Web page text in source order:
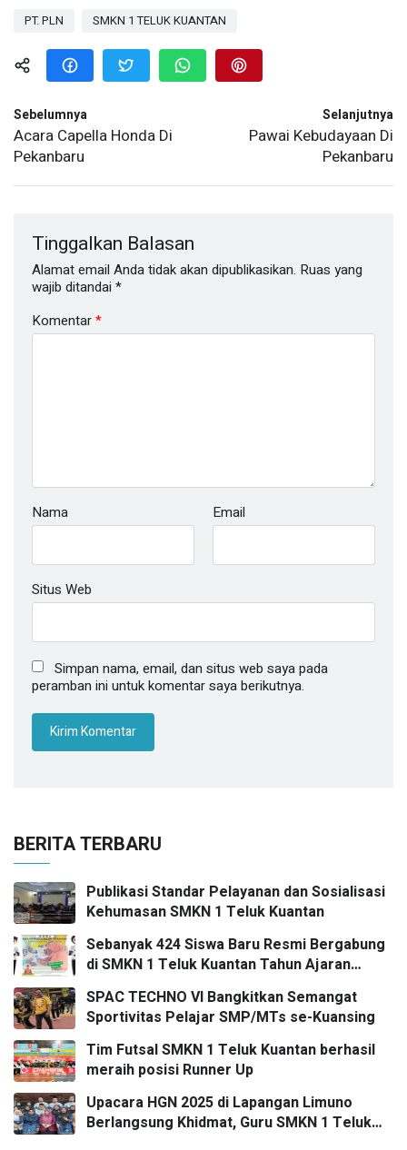
PT. PLN SMKN 1 TELUK KUANTAN
Sebelumnya
Acara Capella Honda Di
Pekanbaru
Selanjutnya
Pawai Kebudayaan Di
Pekanbaru
Tinggalkan Balasan
Alamat email Anda tidak akan dipublikasikan. Ruas yang
wajib ditandai *
Komentar*
Nama Email
Situs Web
Simpan nama, email, dan situs web saya pada
peramban ini untuk komentar saya berikutnya.
BERITA TERBARU
Publikasi Standar Pelayanan dan Sosialisasi
Kehumasan SMKN 1 Teluk Kuantan
Sebanyak 424 Siswa Baru Resmi Bergabung
di SMKN 1 Teluk Kuantan Tahun Ajaran
SPAC TECHNO VI Bangkitkan Semangat
Sportivitas Pelajar SMP/MTs se-Kuansing
Tim Futsal SMKN 1 Teluk Kuantan berhasil
meraih posisi Runner Up
Upacara HGN 2025 di Lapangan Limuno
Berlangsung Khidmat, Guru SMKN 1 Teluk